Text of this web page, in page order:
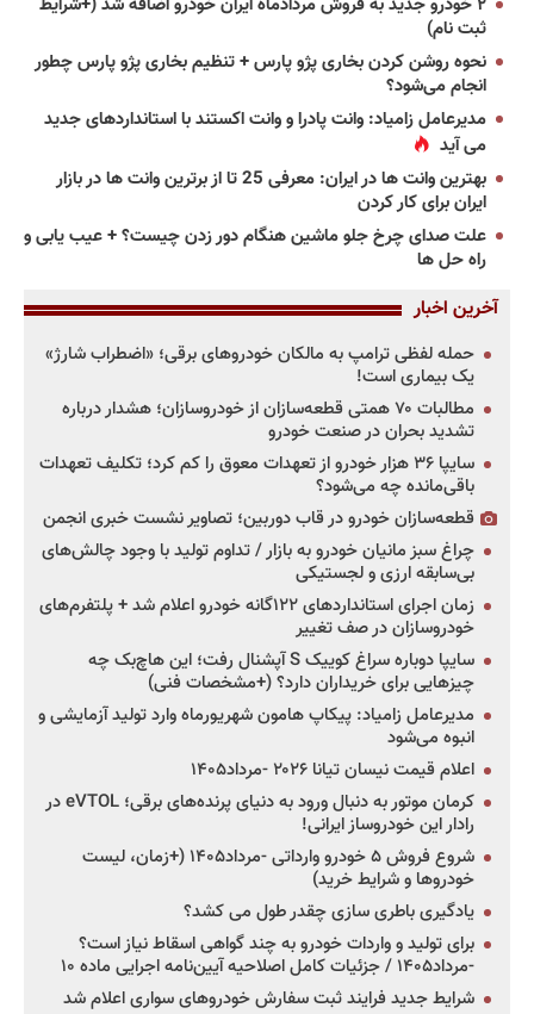
ثبت نام)
نحوه روشن کردن بخاری پژو پارس + تنظیم بخاری پژو پارس چطور
انجام می‌شود؟
مدیرعامل زامیاد: وانت پادرا و وانت اکستند با استانداردهای جدید
می آید
بهترین وانت ها در ایران: معرفی 25 تا از برترین وانت ها در بازار
ایران برای کار کردن
علت صدای چرخ جلو ماشین هنگام دور زدن چیست؟ + عیب یابی و
راه حل ها
آخرین اخبار
حمله لفظی ترامپ به مالکان خودروهای برقی؛ «اضطراب شارژ»
یک بیماری است!
مطالبات ۷۰ همتی قطعه‌سازان از خودروسازان؛ هشدار درباره
تشدید بحران در صنعت خودرو
سایپا ۳۶ هزار خودرو از تعهدات معوق را کم کرد؛ تکلیف تعهدات
باقی‌مانده چه می‌شود؟
قطعه‌سازان خودرو در قاب دوربین؛ تصاویر نشست خبری انجمن
چراغ سبز مانیان خودرو به بازار / تداوم تولید با وجود چالش‌های
بی‌سابقه ارزی و لجستیکی
زمان اجرای استانداردهای ۱۲۲گانه خودرو اعلام شد + پلتفرم‌های
خودروسازان در صف تغییر
سایپا دوباره سراغ کوییک S آپشنال رفت؛ این هاچ‌بک چه
چیزهایی برای خریداران دارد؟ (+مشخصات فنی)
مدیرعامل زامیاد: پیکاپ هامون شهریورماه وارد تولید آزمایشی و
انبوه می‌شود
اعلام قیمت نیسان تیانا ۲۰۲۶ -مرداد۱۴۰۵
کرمان موتور به دنبال ورود به دنیای پرنده‌های برقی؛ eVTOL در
رادار این خودروساز ایرانی!
شروع فروش ۵ خودرو وارداتی -مرداد۱۴۰۵ (+زمان، لیست
خودروها و شرایط خرید)
یادگیری باطری سازی چقدر طول می کشد؟
برای تولید و واردات خودرو به چند گواهی اسقاط نیاز است؟
-مرداد۱۴۰۵ / جزئیات کامل اصلاحیه آیین‌نامه اجرایی ماده ۱۰
شرایط جدید فرایند ثبت سفارش خودروهای سواری اعلام شد